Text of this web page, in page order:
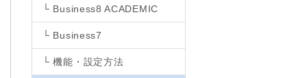
└ Business8 ACADEMIC
└ Business7
└ 機能・設定方法